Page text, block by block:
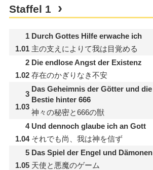
Staffel 1
1
1.01
Durch Gottes Hilfe erwache ich
主の支えによりて我は目覚める
2
1.02
Die endlose Angst der Existenz
存在のかぎりなき不安
3
1.03
Das Geheimnis der Götter und die
Bestie hinter 666
神々の秘密と666の獣
4
1.04
Und dennoch glaube ich an Gott
それでも尚、我は神を信ず
5
1.05
Das Spiel der Engel und Dämonen
天使と悪魔のゲーム